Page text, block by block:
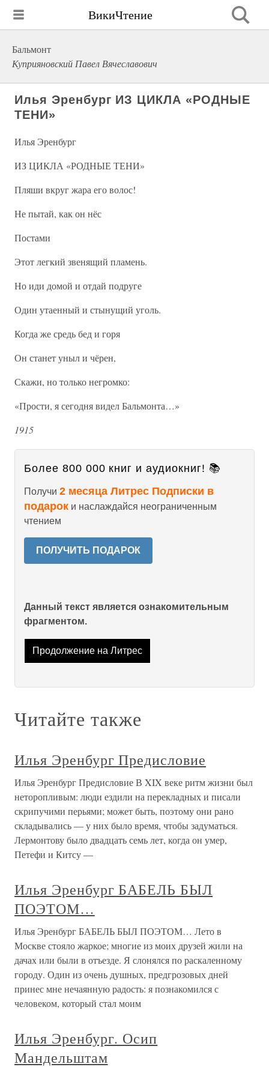
ВикиЧтение
Бальмонт
Куприяновский Павел Вячеславович
Илья Эренбург ИЗ ЦИКЛА «РОДНЫЕ
ТЕНИ»
Илья Эренбург
ИЗ ЦИКЛА «РОДНЫЕ ТЕНИ»
Пляши вкруг жара его волос!
Не пытай, как он нёс
Постами
Этот легкий звенящий пламень.
Но иди домой и отдай подруге
Один утаенный и стынущий уголь.
Когда же средь бед и горя
Он станет уныл и чёрен,
Скажи, но только негромко:
«Прости, я сегодня видел Бальмонта…»
1915
Более 800 000 книг и аудиокниг! 📚
Получи 2 месяца Литрес Подписки в
подарок и наслаждайся неограниченным
чтением
ПОЛУЧИТЬ ПОДАРОК
Данный текст является ознакомительным
фрагментом.
Продолжение на Литрес
Читайте также
Илья Эренбург Предисловие
Илья Эренбург Предисловие В XIX веке ритм жизни был
неторопливым: люди ездили на перекладных и писали
скрипучими перьями; может быть, поэтому они рано
складывались — у них было время, чтобы задуматься.
Лермонтову было двадцать семь лет, когда он умер,
Петефи и Китсу —
Илья Эренбург БАБЕЛЬ БЫЛ
ПОЭТОМ…
Илья Эренбург БАБЕЛЬ БЫЛ ПОЭТОМ… Лето в
Москве стояло жаркое; многие из моих друзей жили на
дачах или были в отъезде. Я слонялся по раскаленному
городу. Один из очень душных, предгрозовых дней
принес мне нечаянную радость: я познакомился с
человеком, который стал моим
Илья Эренбург. Осип
Мандельштам